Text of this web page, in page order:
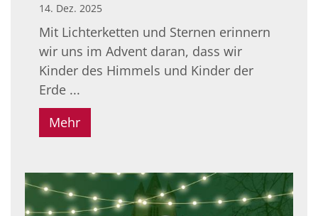
14. Dez. 2025
Mit Lichterketten und Sternen erinnern
wir uns im Advent daran, dass wir
Kinder des Himmels und Kinder der
Erde ...
Mehr